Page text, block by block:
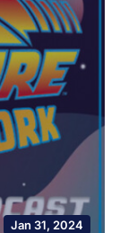
Jan 31, 2024